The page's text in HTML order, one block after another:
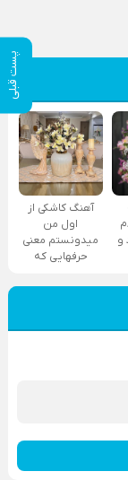
پست قبلی
و
آهنگ کاشکی از
اول من
میدونستم معنی
حرفهایی که